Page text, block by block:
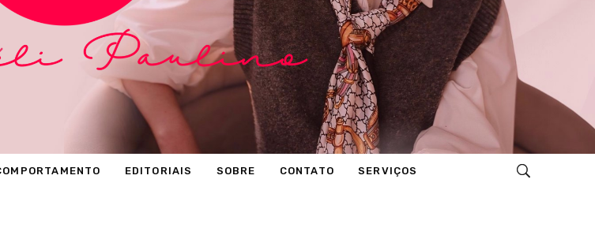
EDITORIAIS SOBRE CONTATO SERVIÇOS